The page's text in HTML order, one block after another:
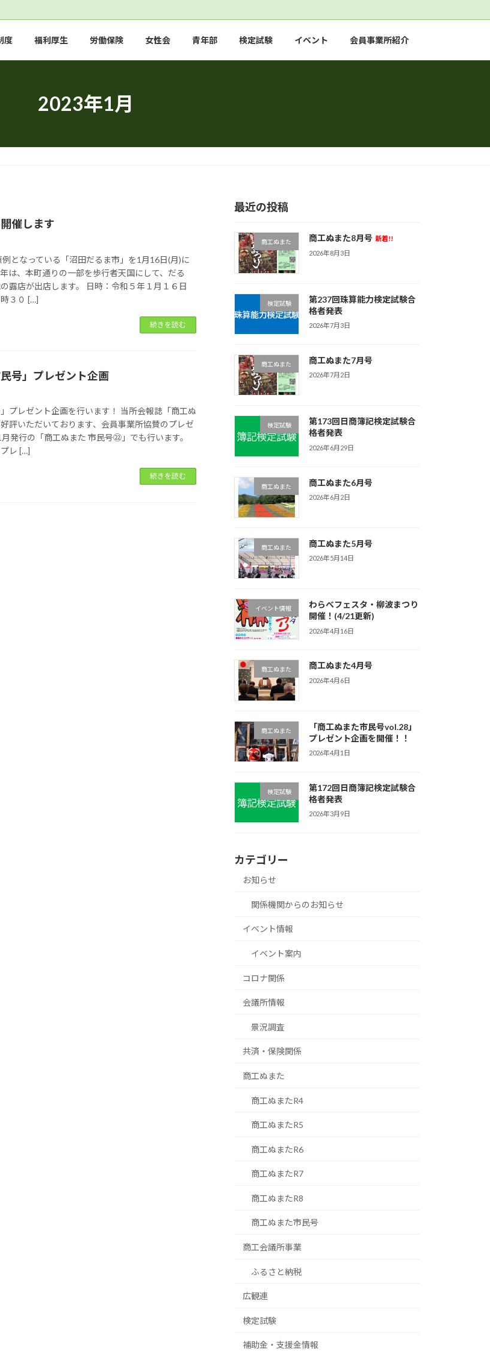
度 福利厚生 労働保険 女性会 青年部 検定試験 イベント 会員事業所紹介
2023年1月
催します
となっている「沼田だるま市」を1月16日(月)に
は、本町通りの一部を歩行者天国にして、だる
露店が出店します。 日時：令和５年１月１６日
時３０ […]
続きを読む
民号」プレゼント企画
」プレゼント企画を行います！ 当所会報誌「商工ぬ
評いただいております、会員事業所協賛のプレゼ
発行の「商工ぬまた 市民号㉒」でも行います。
プレ […]
続きを読む
最近の投稿
商工ぬまた 商工ぬまた8月号 新着!!
2026年8月3日
検定試験
第237回珠算能力検定試験合
格者発表
2026年7月3日
商工ぬまた 商工ぬまた7月号
2026年7月2日
検定試験
第173回日商簿記検定試験合
格者発表
2026年6月29日
商工ぬまた 商工ぬまた6月号
2026年6月2日
商工ぬまた 商工ぬまた5月号
2026年5月14日
イベント情報
わらべフェスタ・柳波まつり
開催！(4/21更新)
2026年4月16日
商工ぬまた 商工ぬまた4月号
2026年4月6日
商工ぬまた
「商工ぬまた市民号vol.28」
プレゼント企画を開催！！
2026年4月1日
検定試験
第172回日商簿記検定試験合
格者発表
2026年3月9日
カテゴリー
お知らせ
関係機関からのお知らせ
イベント情報
イベント案内
コロナ関係
会議所情報
景況調査
共済・保険関係
商工ぬまた
商工ぬまたR4
商工ぬまたR5
商工ぬまたR6
商工ぬまたR7
商工ぬまたR8
商工ぬまた市民号
商工会議所事業
ふるさと納税
広観連
検定試験
補助金・支援金情報